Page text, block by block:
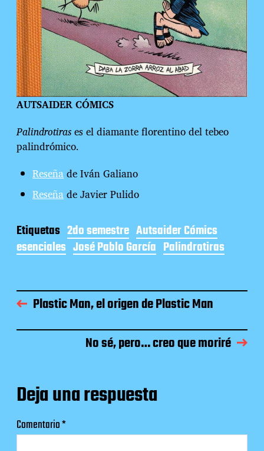
AUTSAIDER CÓMICS
Palindrotirases el diamante florentino del tebeo
palindrómico.
Reseñade Iván Galiano
Reseñade Javier Pulido
Etiquetas 2do semestre Autsaider Cómics
esenciales José Pablo García Palindrotiras
Plastic Man, el origen de Plastic Man
No sé, pero… creo que moriré
Deja una respuesta
Comentario*